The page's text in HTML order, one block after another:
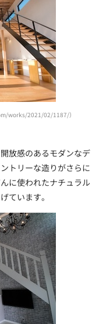
works/2021/02/1187/）
放感のあるモダンなデ
トリーな造りがさらに
に使われたナチュラル
ています。